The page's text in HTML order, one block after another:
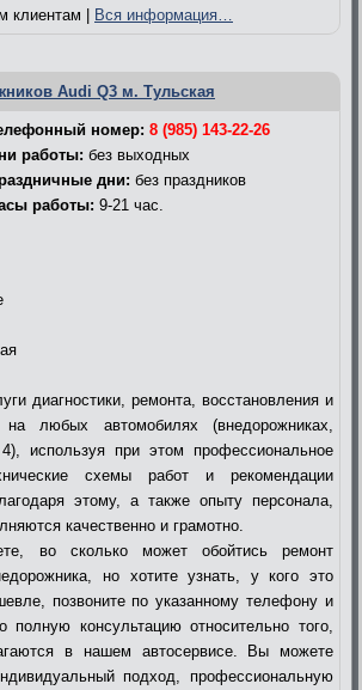
клиентам | Вся информация…
Audi Q3 м. Тульская
номер: 8 (985) 143-22-26
работы: без выходных
дни: без праздников
работы: 9-21 час.
диагностики, ремонта, восстановления и
на любых автомобилях (внедорожниках,
используя при этом профессиональное
схемы работ и рекомендации
этому, а также опыту персонала,
качественно и грамотно.
во сколько может обойтись ремонт
но хотите узнать, у кого это
позвоните по указанному телефону и
полную консультацию относительно того,
в нашем автосервисе. Вы можете
подход, профессиональную